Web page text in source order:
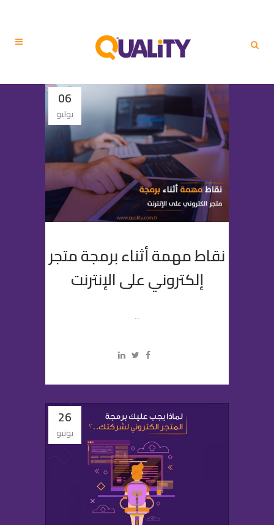
06
يوليو
نقاط مهمة أثناء برمجة متجر
إلكتروني على الإنترنت
...
26
يونيو